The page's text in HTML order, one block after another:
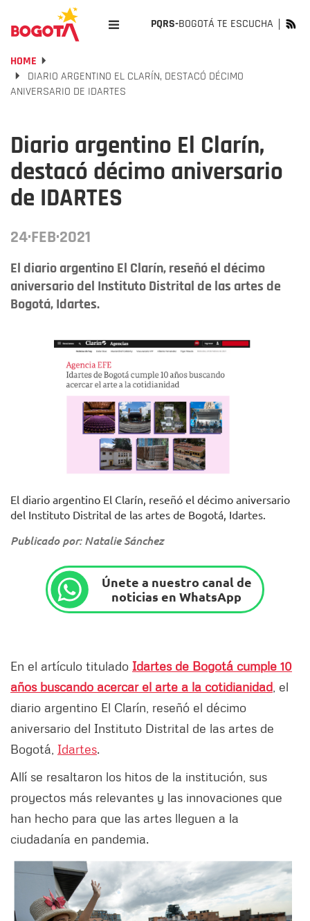
PQRS-BOGOTÁ TE ESCUCHA
HOME
DIARIO ARGENTINO EL CLARÍN, DESTACÓ DÉCIMO
ANIVERSARIO DE IDARTES
Diario argentino El Clarín,
destacó décimo aniversario
de IDARTES
24·FEB·2021
El diario argentino El Clarín, reseñó el décimo
aniversario del Instituto Distrital de las artes de
Bogotá, Idartes.
El diario argentino El Clarín, reseñó el décimo aniversario
del Instituto Distrital de las artes de Bogotá, Idartes.
Publicado por: Natalie Sánchez
Únete a nuestro canal de
noticias en WhatsApp
En el artículo titulado Idartes de Bogotá cumple 10
años buscando acercar el arte a la cotidianidad , el
diario argentino El Clarín, reseñó el décimo
aniversario del Instituto Distrital de las artes de
Bogotá, Idartes.
Allí se resaltaron los hitos de la institución, sus
proyectos más relevantes y las innovaciones que
han hecho para que las artes lleguen a la
ciudadanía en pandemia.